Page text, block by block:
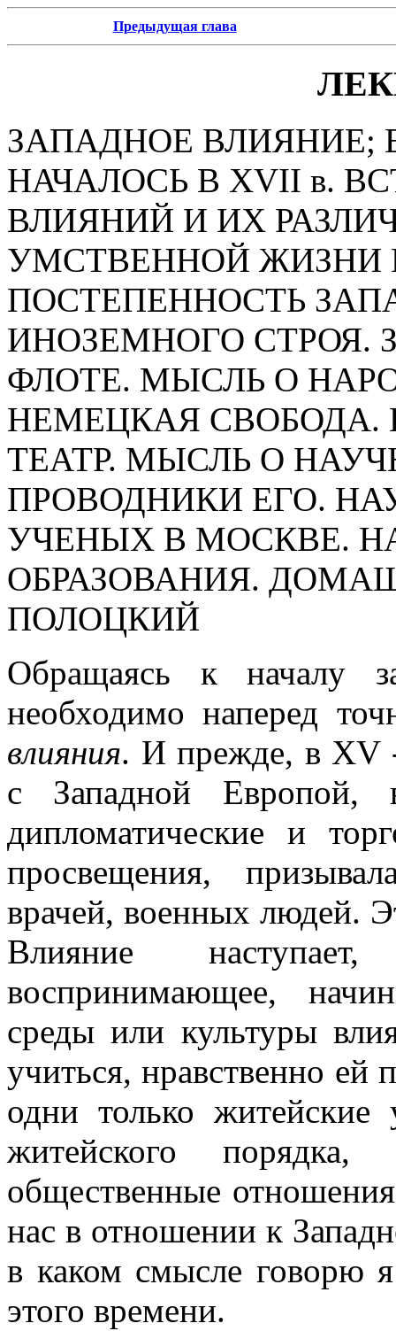
Предыдущая глава
ЗАПАДНОЕ ВЛИЯНИЕ;
НАЧАЛОСЬ В XVII в.
ВЛИЯНИЙ И ИХ
УМСТВЕННОЙ ЖИЗНИ
ПОСТЕПЕННОСТЬ
ИНОЗЕМНОГО
ФЛОТЕ. МЫСЛЬ О
НЕМЕЦКАЯ СВОБОДА.
ТЕАТР. МЫСЛЬ О
ПРОВОДНИКИ ЕГО.
УЧЕНЫХ В МОСКВЕ.
ОБРАЗОВАНИЯ.
ПОЛОЦКИЙ
Обращаясь к началу
необходимо наперед
влияния. И прежде, в XV
с Западной Европой,
дипломатические и
просвещения,
врачей, военных людей.
Влияние
воспринимающее,
среды или культуры
учиться, нравственно ей
одни только
житейского
общественные
нас в отношении к
в каком смысле говорю
этого времени.